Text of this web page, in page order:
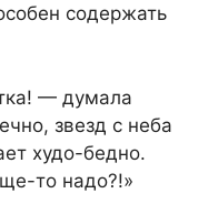
содержать
— думала
звезд с неба
худо-бедно.
то надо?!»